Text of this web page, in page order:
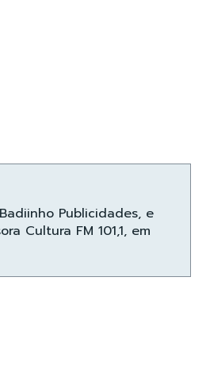
Publicidades, e
Cultura FM 101,1, em